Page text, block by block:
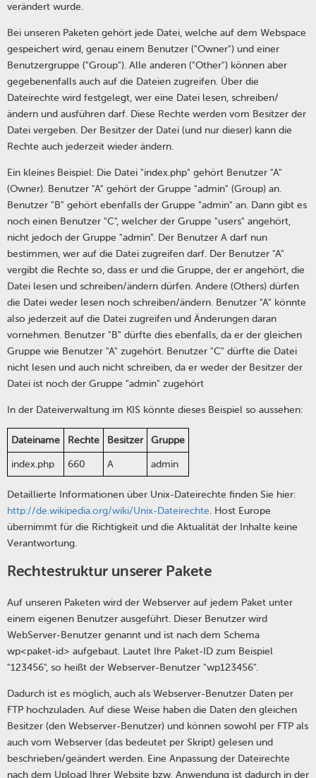
verändert wurde.
Bei unseren Paketen gehört jede Datei, welche auf dem Webspace
gespeichert wird, genau einem Benutzer ("Owner") und einer
Benutzergruppe ("Group"). Alle anderen ("Other") können aber
gegebenenfalls auch auf die Dateien zugreifen. Über die
Dateirechte wird festgelegt, wer eine Datei lesen, schreiben/
ändern und ausführen darf. Diese Rechte werden vom Besitzer der
Datei vergeben. Der Besitzer der Datei (und nur dieser) kann die
Rechte auch jederzeit wieder ändern.
Ein kleines Beispiel: Die Datei "index.php" gehört Benutzer "A"
(Owner). Benutzer "A" gehört der Gruppe "admin" (Group) an.
Benutzer "B" gehört ebenfalls der Gruppe "admin" an. Dann gibt es
noch einen Benutzer "C", welcher der Gruppe "users" angehört,
nicht jedoch der Gruppe "admin". Der Benutzer A darf nun
bestimmen, wer auf die Datei zugreifen darf. Der Benutzer "A"
vergibt die Rechte so, dass er und die Gruppe, der er angehört, die
Datei lesen und schreiben/ändern dürfen. Andere (Others) dürfen
die Datei weder lesen noch schreiben/ändern. Benutzer "A" könnte
also jederzeit auf die Datei zugreifen und Änderungen daran
vornehmen. Benutzer "B" dürfte dies ebenfalls, da er der gleichen
Gruppe wie Benutzer "A" zugehört. Benutzer "C" dürfte die Datei
nicht lesen und auch nicht schreiben, da er weder der Besitzer der
Datei ist noch der Gruppe "admin" zugehört
In der Dateiverwaltung im KIS könnte dieses Beispiel so aussehen:
Dateiname Rechte Besitzer
Gruppe
index.php
660 A admin
Detaillierte Informationen über Unix-Dateirechte finden Sie hier:
http://de.wikipedia.org/wiki/Unix-Dateirechte. Host Europe
übernimmt für die Richtigkeit und die Aktualität der Inhalte keine
Verantwortung.
Rechtestruktur unserer Pakete
Auf unseren Paketen wird der Webserver auf jedem Paket unter
einem eigenen Benutzer ausgeführt. Dieser Benutzer wird
WebServer-Benutzer genannt und ist nach dem Schema
wp<paket-id> aufgebaut. Lautet Ihre Paket-ID zum Beispiel
"123456", so heißt der Webserver-Benutzer "wp123456".
Dadurch ist es möglich, auch als Webserver-Benutzer Daten per
FTP hochzuladen. Auf diese Weise haben die Daten den gleichen
Besitzer (den Webserver-Benutzer) und können sowohl per FTP als
auch vom Webserver (das bedeutet per Skript) gelesen und
beschrieben/geändert werden. Eine Anpassung der Dateirechte
nach dem Upload Ihrer Website bzw. Anwendung ist dadurch in der